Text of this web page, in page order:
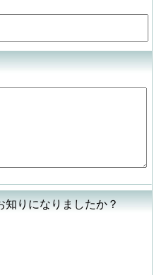
りになりましたか？